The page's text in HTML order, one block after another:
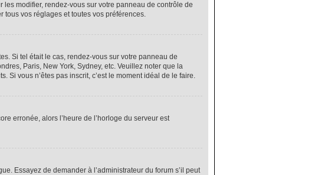
modifier, rendez-vous sur votre panneau de contrôle de
tous vos réglages et toutes vos préférences.
Si tel était le cas, rendez-vous sur votre panneau de
Paris, New York, Sydney, etc. Veuillez noter que la
Si vous n’êtes pas inscrit, c’est le moment idéal de le faire.
erronée, alors l’heure de l’horloge du serveur est
Essayez de demander à l’administrateur du forum s’il peut